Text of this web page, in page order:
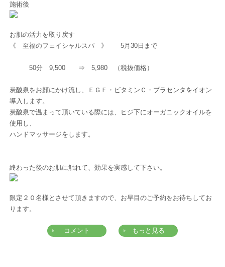
施術後
お肌の活力を取り戻す
《 至福のフェイシャルスパ 》 5月30日まで
50分 9,500 ⇒ 5,980 （税抜価格）
炭酸泉をお顔にかけ流し、ＥＧＦ・ビタミンＣ・プラセンタをイオン
導入します。
炭酸泉で温まって頂いている際には、ヒジ下にオーガニックオイルを
使用し、
ハンドマッサージをします。
終わった後のお肌に触れて、効果を実感して下さい。
限定２０名様とさせて頂きますので、お早目のご予約をお待ちしてお
ります。
コメント もっと見る